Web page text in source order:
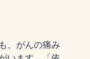
、がんの痛み